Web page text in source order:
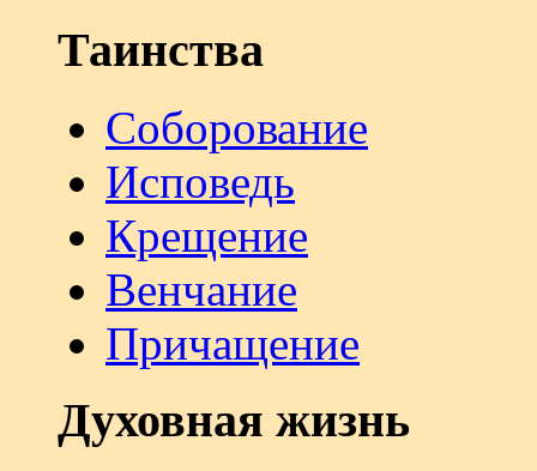
Таинства
Соборование
Исповедь
Крещение
Венчание
Причащение
Духовная жизнь